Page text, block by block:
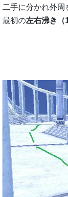
二手に分かれ外周
最初の左右沸き（